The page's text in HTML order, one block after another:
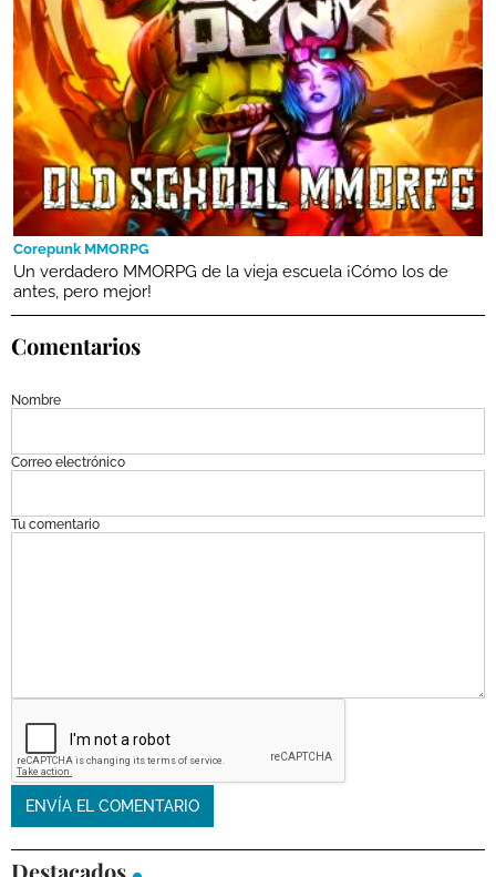
Corepunk MMORPG
Un verdadero MMORPG de la vieja escuela ¡Cómo los de
antes, pero mejor!
Comentarios
Nombre
Correo electrónico
Tu comentario
Destacados